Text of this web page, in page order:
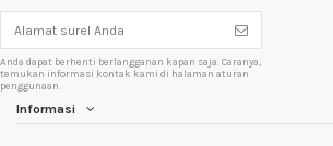
Anda dapat berhenti berlangganan kapan saja. Caranya,
temukan informasi kontak kami di halaman aturan
penggunaan.
Informasi